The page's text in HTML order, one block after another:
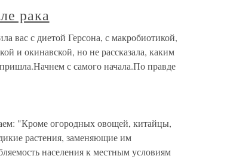
рака
вас с диетой Герсона, с макробиотикой,
и окинавской, но не рассказала, каким
с самого начала.По правде
"Кроме огородных овощей, китайцы,
растения, заменяющие им
населения к местным условиям